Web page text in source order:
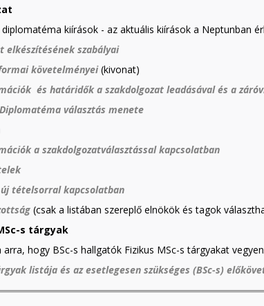
kiírások - az aktuális kiírások a Neptunban
elkészítésének szabályai
követelményei(kivonat)
és határidők a szakdolgozat leadásával és a
választás menete
a szakdolgozatválasztással kapcsolatban
tételsorral kapcsolatban
(csak a listában szereplő elnökök és tagok
s tárgyak
arra, hogy BSc-s hallgatók Fizikus MSc-s tárgyakat
listája és az esetlegesen szükséges (BSc-s)